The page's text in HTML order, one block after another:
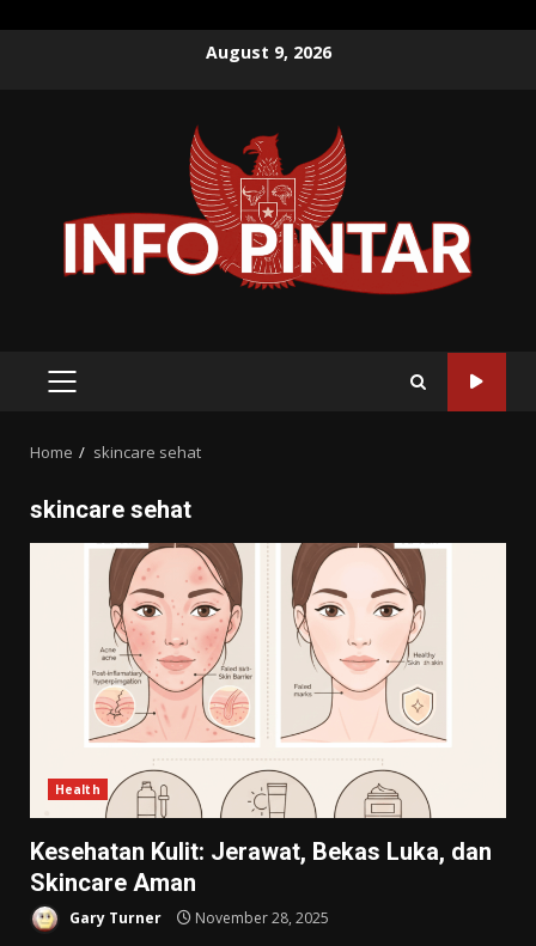
August 9, 2026
PRIMARY
Home skincare sehat
skincare sehat
Health
Kesehatan Kulit: Jerawat, Bekas Luka, dan
Skincare Aman
Gary Turner November 28, 2025